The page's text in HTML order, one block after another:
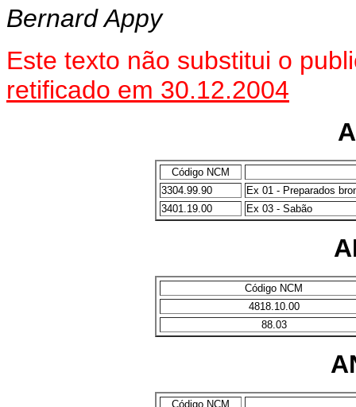
Bernard Appy
Este texto não substitui o
retificado em 30.12.2004
Código NCM
3304.99.90
Ex 01 - Preparados
3401.19.00
Ex 03 - Sabão
Código NCM
4818.10.00
88.03
Código NCM